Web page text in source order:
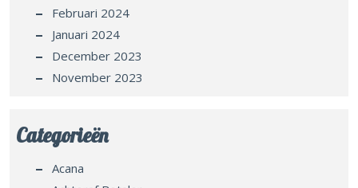
Februari 2024
Januari 2024
December 2023
November 2023
Categorieën
Acana